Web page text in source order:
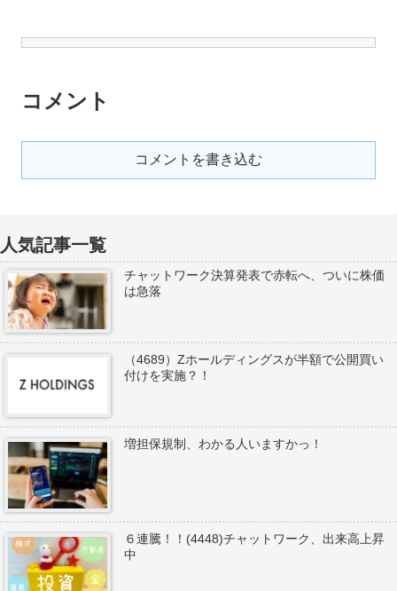
コメント
コメントを書き込む
人気記事一覧
チャットワーク決算発表で赤転へ、ついに株価
は急落
（4689）Zホールディングスが半額で公開買い
付けを実施？！
増担保規制、わかる人いますかっ！
６連騰！！(4448)チャットワーク、出来高上昇
中